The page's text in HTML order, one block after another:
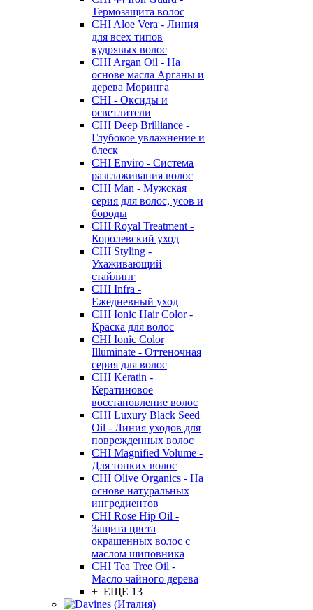
Термозащита волос
CHI Aloe Vera - Линия
для всех типов
кудрявых волос
CHI Argan Oil - На
основе масла Арганы и
дерева Моринга
CHI - Оксиды и
осветлители
CHI Deep Brilliance -
Глубокое увлажнение и
блеск
CHI Enviro - Система
разглаживания волос
CHI Man - Мужская
серия для волос, усов и
бороды
CHI Royal Treatment -
Королевский уход
CHI Styling -
Ухаживающий
стайлинг
CHI Infra -
Ежедневный уход
CHI Ionic Hair Color -
Краска для волос
CHI Ionic Color
Illuminate - Оттеночная
серия для волос
CHI Keratin -
Кератиновое
восстановление волос
CHI Luxury Black Seed
Oil - Линия уходов для
поврежденных волос
CHI Magnified Volume -
Для тонких волос
CHI Olive Organics - На
основе натуральных
ингредиентов
CHI Rose Hip Oil -
Защита цвета
окрашенных волос с
маслом шиповника
CHI Tea Tree Oil -
Масло чайного дерева
+ ЕЩЕ 13